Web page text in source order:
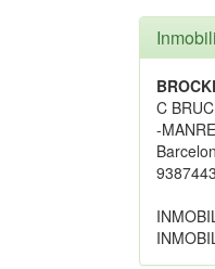
C
-